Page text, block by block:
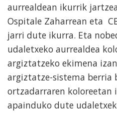
aurrealdean ikurrik
Ospitale Zaharrean eta
jarri dute ikurra. Eta
udaletxeko aurrealdea
argiztatzeko ekimena
argiztatze-sistema berria
ortzadarraren koloreetan
apainduko dute